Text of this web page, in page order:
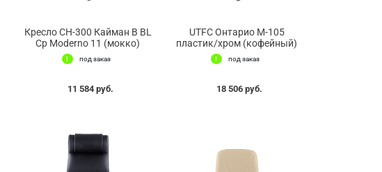
Кресло СН-300 Кайман В BL
Ср Moderno 11 (мокко)
под заказ
11 584 руб.
UTFC Онтарио М-105
пластик/хром (кофейный)
под заказ
18 506 руб.